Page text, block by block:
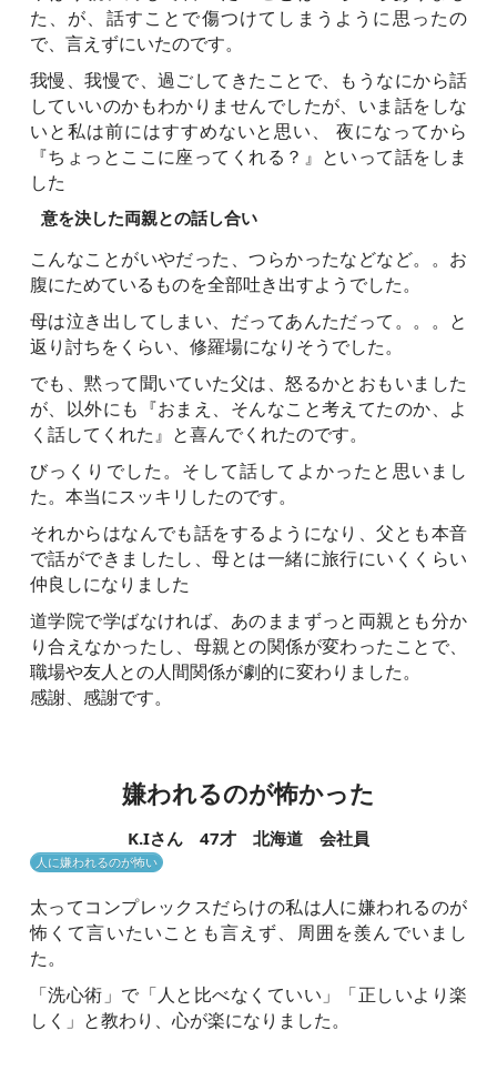
た、が、話すことで傷つけてしまうように思ったの
で、言えずにいたのです。
我慢、我慢で、過ごしてきたことで、もうなにから話
していいのかもわかりませんでしたが、いま話をしな
いと私は前にはすすめないと思い、 夜になってから
『ちょっとここに座ってくれる？』といって話をしま
した
意を決した両親との話し合い
こんなことがいやだった、つらかったなどなど。。お
腹にためているものを全部吐き出すようでした。
母は泣き出してしまい、だってあんただって。。。と
返り討ちをくらい、修羅場になりそうでした。
でも、黙って聞いていた父は、怒るかとおもいました
が、以外にも『おまえ、そんなこと考えてたのか、よ
く話してくれた』と喜んでくれたのです。
びっくりでした。そして話してよかったと思いまし
た。本当にスッキリしたのです。
それからはなんでも話をするようになり、父とも本音
で話ができましたし、母とは一緒に旅行にいくくらい
仲良しになりました
道学院で学ばなければ、あのままずっと両親とも分か
り合えなかったし、母親との関係が変わったことで、
職場や友人との人間関係が劇的に変わりました。
感謝、感謝です。
嫌われるのが怖かった
K.Iさん 47才 北海道 会社員
人に嫌われるのが怖い
太ってコンプレックスだらけの私は人に嫌われるのが
怖くて言いたいことも言えず、周囲を羨んでいまし
た。
「洗心術」で「人と比べなくていい」「正しいより楽
しく」と教わり、心が楽になりました。